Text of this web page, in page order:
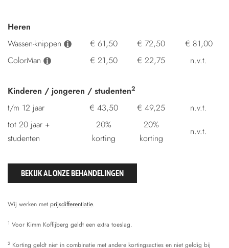
Heren
Wassen-knippen
€ 61,50 € 72,50
€ 81,00
ColorMan
€ 21,50 € 22,75 n.v.t.
Kinderen / jongeren / studenten2
t/m 12 jaar € 43,50 € 49,25
n.v.t.
tot 20 jaar +
studenten
20%
korting
20%
korting
n.v.t.
BEKIJK AL ONZE BEHANDELINGEN
Wij werken met prijsdifferentiatie.
1 Voor Kimm Koffijberg geldt een extra toeslag.
2 Korting geldt niet in combinatie met andere kortingsacties en niet geldig bij